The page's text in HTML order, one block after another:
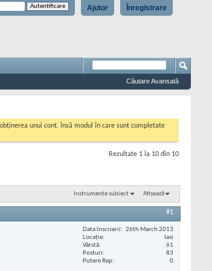
Înregistrare
Ajutor
Căutare Avansată
unui cont, însă modul în care sunt completate
Rezultate 1 la 10 din 10
Instrumente subiect Afișează
#1
Data înscrierii
26th March 2013
Locaţie
Iasi
Vârstă
61
Posturi
83
Putere Rep
0